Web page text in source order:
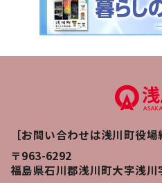
［お問い合わせは浅川町役場
〒963-6292
福島県石川郡浅川町大字浅